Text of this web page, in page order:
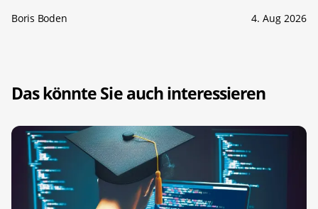
Boris Boden 4. Aug 2026
Das könnte Sie auch interessieren